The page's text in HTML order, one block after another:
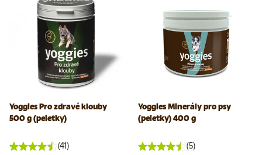
Yoggies Pro zdravé klouby
500 g (peletky)
(41)
Yoggies Minerály pro psy
(peletky) 400 g
(5)